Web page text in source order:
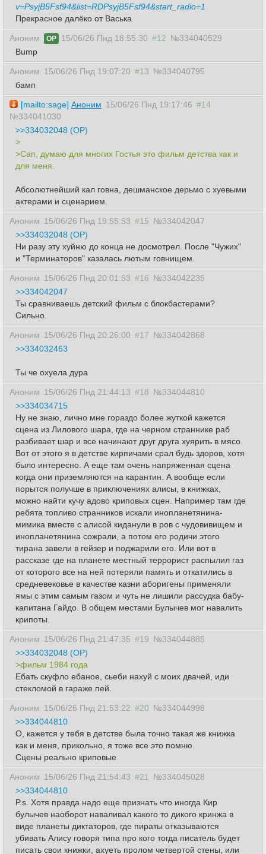
v=PsyjB5Fsf94&list=RDPsyjB5Fsf94&start_radio=1
Прекрасное далёко от Васька
Аноним OP 15/06/26 Пнд 18:55:30 #12 №334040529
Bump
Аноним 15/06/26 Пнд 19:07:20 #13 №334040795
бамп
[mailto:sage] Аноним 15/06/26 Пнд 19:17:46 #14
№334041030
>>334032048 (OP)
>
>Сап, думаю для многих Гостья это фильм детства как и
для меня.
Абсолютнейший кал говна, дешманское дерьмо с хуевыми
актерами и сценарием.
Аноним 15/06/26 Пнд 19:55:53 #15 №334042047
>>334032048 (OP)
Ни разу эту хуйню до конца не досмотрел. После "Чужих"
и "Терминаторов" казалась лютым говнищем.
Аноним 15/06/26 Пнд 20:01:53 #16 №334042235
>>334042047
Ты сравниваешь детский фильм с блокбастерами?
Сильно.
Аноним 15/06/26 Пнд 20:26:00 #17 №334042868
>>334032463
Ты че охуела дура
Аноним 15/06/26 Пнд 21:44:13 #18 №334044810
>>334034715
Ну не знаю, лично мне гораздо более жуткой кажется
сцена из Лилового шара, где на черном страннике раб
разбивает шар и все начинают друг друга хуярить в мясо.
Вот от этого я в детстве кирпичами срал будь здоров, хотя
было интересно. А еще там очень напряженная сцена
когда они приземляются на карантин. А вообще если
порытся получше в приключениях алисы, в книжках,
можно найти кучу адово криповых сцен. Например там где
ребята топливо странников искали инопланетянина-
мимика вместе с алисой киданули в ров с чудовивищем и
инопланетянина сожрали, а потом его родичи этого
тирана завели в гейзер и поджарили его. Или вот в
рассказе где на планете местный террорист распылил газ
от которого все на ней потеряли память и откатились в
средневековье в качестве казни аборигены применяли
ямы с этим самым газом и чуть не лишили рассудка бабу-
капитана Гайдо. В общем местами Булычев мог навалить
крипоты.
Аноним 15/06/26 Пнд 21:47:35 #19 №334044885
>>334032048 (OP)
>фильм 1984 года
Ебать скуфло ебаное, сьеби нахуй с моих двачей, иди
стекломой в гараже пей.
Аноним 15/06/26 Пнд 21:53:22 #20 №334044998
>>334044810
О, кажется у тебя в детстве была точно такая же книжка
как и меня, прикольно, я тоже все это помню.
Сцены реально криповые
Аноним 15/06/26 Пнд 21:54:43 #21
№334045028
>>334044810
P.s. Хотя правда надо еще признать что иногда Кир
булычев наоборот наваливал какого то дикого кринжа в
виде планеты диктаторов, где пираты отказываются
убивать Алису говоря типа про кого тогда писатель будет
писать свои книжки, ахуеть пролом четвертой стены, или